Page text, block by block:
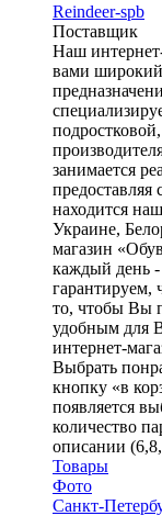
Reindeer-spb
Поставщик
Наш
вами широкий
занимается
предоставляя
находится
Украине,
магазин
каждый день
гарантируем,
то, чтобы Вы
удобным для
интернет-
Выбрать
кнопку «в
появляется
количество
описании
Товары
Фото
Санкт-